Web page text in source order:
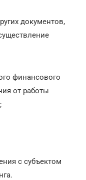
документов,
финансового
от работы
с субъектом